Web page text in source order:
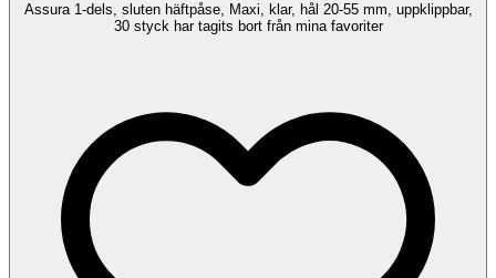
Assura 1-dels, sluten häftpåse, Maxi, klar, hål 20-55 mm, uppklippbar,
30 styck har tagits bort från mina favoriter